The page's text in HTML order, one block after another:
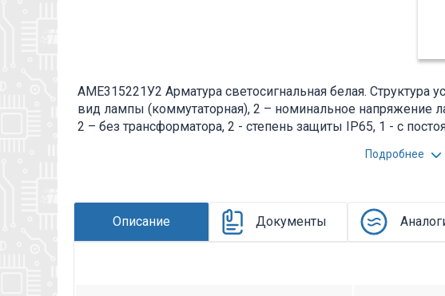
АМЕ315221У2 Арматура светосигнальная белая. Структура
вид лампы (коммутаторная), 2 – номинальное напряжение
2 – без трансформатора, 2 - степень защиты IP65, 1 - с
сигнализации (предупреждающей, аварийной, положения и
Подробнее
Описание Документы